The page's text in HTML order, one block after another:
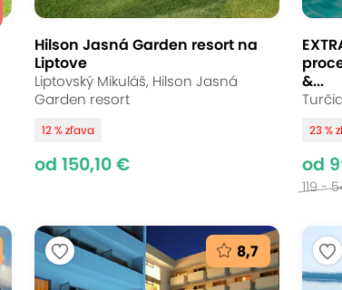
Hilson Jasná Garden resort na
Liptove
Liptovský Mikuláš, Hilson Jasná
Garden resort
12 % zľava
od 150,10 €
&...
23 %
od
119 -
8,7